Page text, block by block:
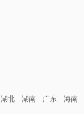
湖北 湖南 广东 海南